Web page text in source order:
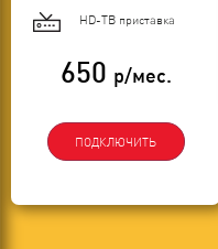
HD-ТВ приставка
650 р/мес.
ПОДКЛЮЧИТЬ